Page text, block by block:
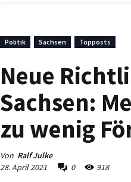
Politik Sachsen Topposts
Neue
Sachsen:
zu wenig
Von Ralf Julke
28. April 2021
0 918